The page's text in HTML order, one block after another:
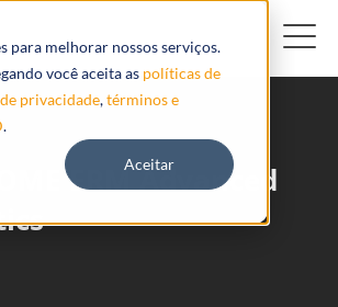
para melhorar nossos serviços.
você aceita as políticas de
privacidade,términos e
.
Aceitar
ERM Advanced